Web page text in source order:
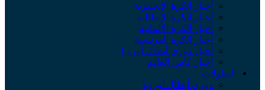
أخبار الكرة الإنجليزية
أخبار الكرة الإيطالية
أخبار الكرة الألمانية
أخبار الكرة الفرنسية
أخبار دوري أبطال أوروبا
أخبار كأس العالم
دوري أبطال أوروبا